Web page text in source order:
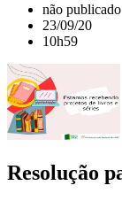
não publicado
23/09/20
10h59
Resolução